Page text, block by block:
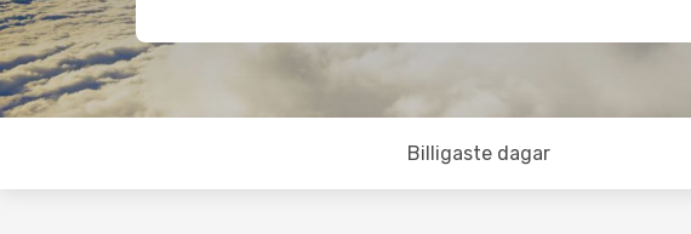
Billigaste dagar